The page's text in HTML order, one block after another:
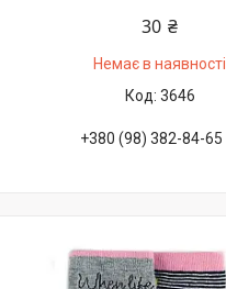
30 ₴
Немає в наявності
3646
+380 (98) 382-84-65